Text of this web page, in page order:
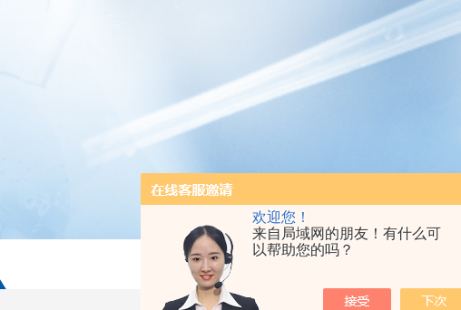
欢迎您！
来自局域网的朋友！有什么可
以帮助您的吗？